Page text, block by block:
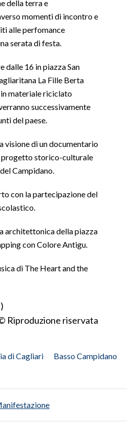
della terra e
momenti di incontro e
alle perfomance
serata di festa.
dalle 16 in piazza San
La Fille Berta
materiale riciclato
successivamente
del paese.
visione di un documentario
progetto storico-culturale
Campidano.
con la partecipazione del
architettonica della piazza
con Colore Antigu.
di The Heart and the
Riproduzione riservata
di Cagliari
Basso Campidano